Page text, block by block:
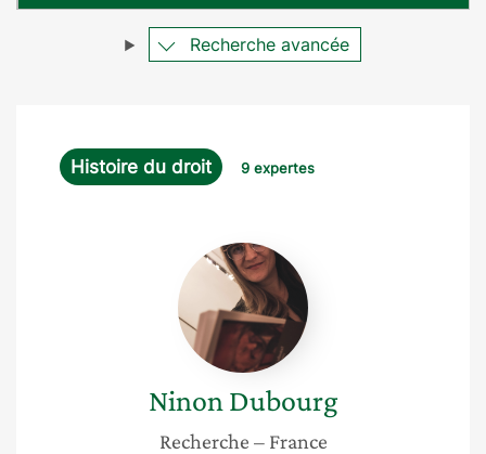
e
Recherche avancée
Histoire du droit 9 expertes
Ninon
Dubourg
Ninon Dubourg
Recherche – France